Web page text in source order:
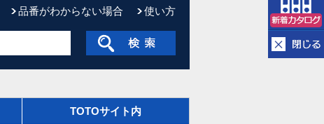
使い方
品番がわからない場合
TOTOサイト内